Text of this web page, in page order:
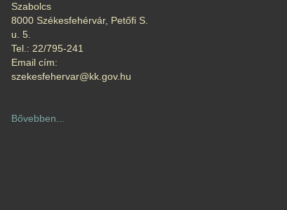
Szabolcs
8000 Székesfehérvár, Petőfi S.
u. 5.
Tel.: 22/795-241
Email cím:
szekesfehervar@kk.gov.hu
Bővebben...